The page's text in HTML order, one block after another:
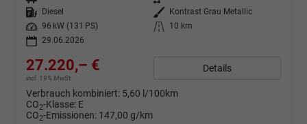
Kraftstoff
Diesel Außenfarbe
Kontrast Grau Metallic
Leistung
96 kW (131 PS) Kilometerstand
10 km
29.06.2026
27.220,– €
incl. 19% MwSt.
Details
Verbrauch kombiniert: 5,60 l/100km
CO2-Klasse: E
CO2-Emissionen: 147,00 g/km